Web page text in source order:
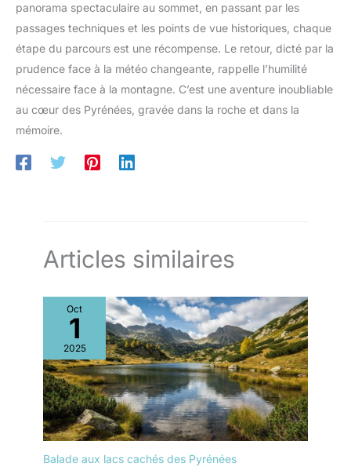
un sac pour une portabilité
facile
bâtons, puis de les ranger dans
votre sac à dos, votre valise ou
votre sac de voyage, facilitant
ainsi vos déplacements !
SAISONS】: 4 embouts en
caoutchouc, 2 embouts de
bottes, 2 paniers à neige, 2
paniers à boue pour les
panorama spectaculaire au sommet, en passant par les
passages techniques et les points de vue historiques, chaque
étape du parcours est une récompense. Le retour, dicté par la
prudence face à la météo changeante, rappelle l’humilité
nécessaire face à la montagne. C’est une aventure inoubliable
au cœur des Pyrénées, gravée dans la roche et dans la
mémoire.
Articles similaires
Oct
1
2025
Balade aux lacs cachés des Pyrénées